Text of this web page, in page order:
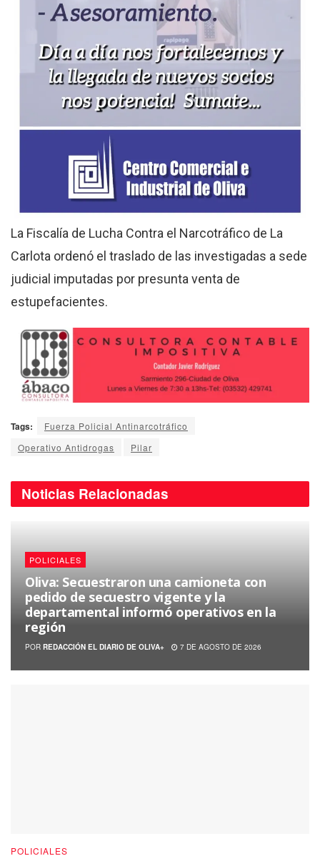
La Fiscalía de Lucha Contra el Narcotráfico de La
Carlota ordenó el traslado de las investigadas a sede
judicial imputadas por presunta venta de
estupefacientes.
Tags:
Fuerza Policial Antinarcotráfico
Operativo Antidrogas
Pilar
Noticias Relacionadas
POLICIALES
Oliva: Secuestraron una camioneta con
pedido de secuestro vigente y la
departamental informó operativos en la
región
POR REDACCIÓN EL DIARIO DE OLIVA+ 7 DE AGOSTO DE 2026
POLICIALES